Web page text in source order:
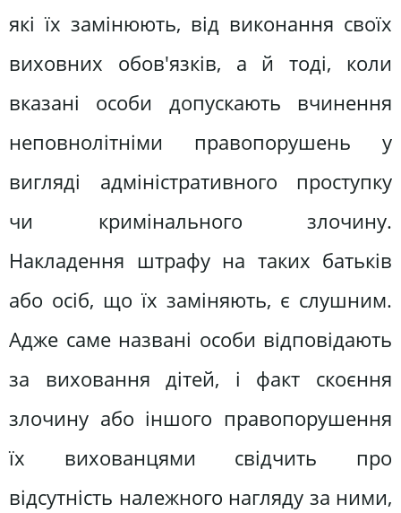
які їх замінюють, від виконання своїх
виховних обов'язків, а й тоді, коли
вказані особи допускають вчинення
неповнолітніми правопорушень у
вигляді адміністративного проступку
чи кримінального злочину.
Накладення штрафу на таких батьків
або осіб, що їх заміняють, є слушним.
Адже саме названі особи відповідають
за виховання дітей, і факт скоєння
злочину або іншого правопорушення
їх вихованцями свідчить про
відсутність належного нагляду за ними,